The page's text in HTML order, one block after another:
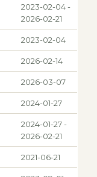
2023-02-04 -
2026-02-21
2023-02-04
2026-02-14
2026-03-07
2024-01-27
2024-01-27 -
2026-02-21
2021-06-21